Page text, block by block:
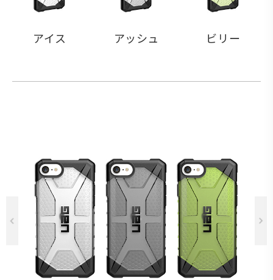
アイス アッシュ ビリー
Previous